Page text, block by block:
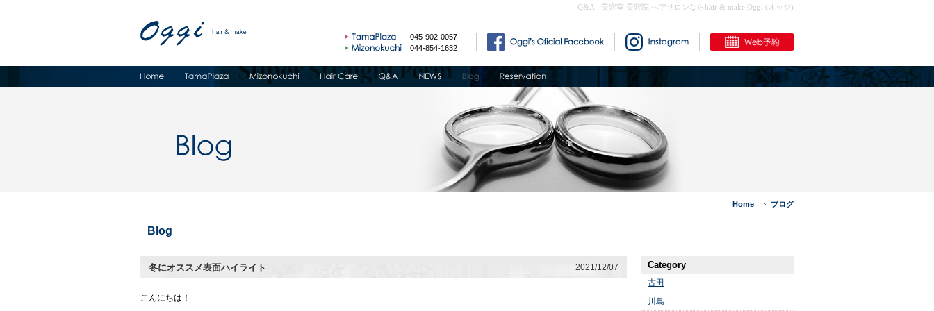
Q&A - 美容室 美容院 ヘアサロンならhair & make Oggi (オッジ)
045-902-0057
044-854-1632
Home ブログ
Blog
冬にオススメ表面ハイライト 2021/12/07
こんにちは！
Category
古田
川島